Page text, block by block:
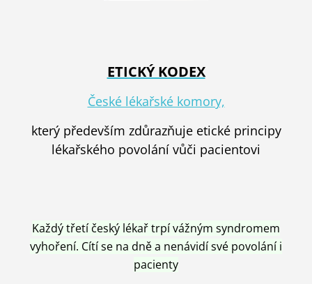
ETICKÝ KODEX
České lékařské komory,
který především zdůrazňuje etické principy
lékařského povolání vůči pacientovi
Každý třetí český lékař trpí vážným syndromem
vyhoření. Cítí se na dně a nenávidí své povolání i
pacienty